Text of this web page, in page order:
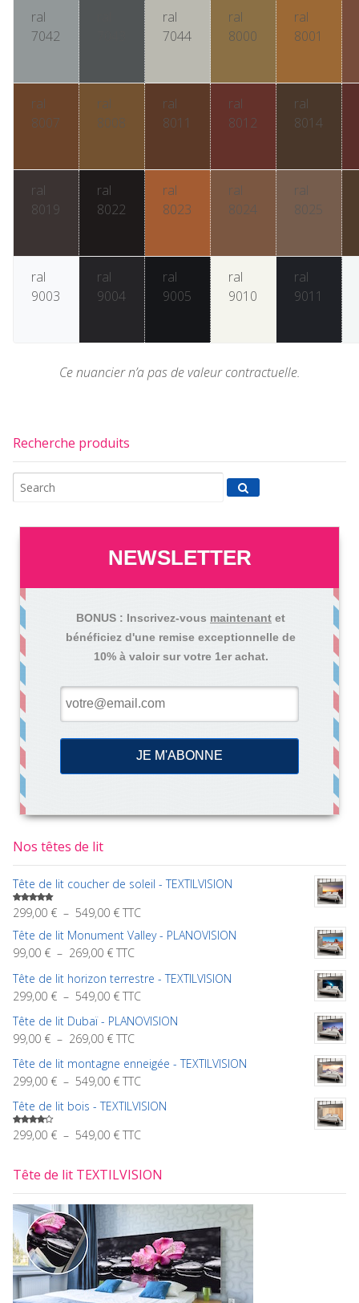
ral
7042
ral
7044
ral
8000
ral
8001
ral
8007
ral
8008
ral
8011
ral
8012
ral
8014
ral
8019
ral
8022
ral
8023
ral
8024
ral
8025
ral
9003
ral
9004
ral
9005
ral
9010
ral
9011
Ce nuancier n’a pas de valeur contractuelle.
Recherche produits
NEWSLETTER
BONUS : Inscrivez-vous maintenant et
bénéficiez d'une remise exceptionnelle de
10% à valoir sur votre 1er achat.
Nos têtes de lit
Tête de lit coucher de soleil - TEXTILVISION
Note 5.00
sur 5
299,00 € – 549,00 €Plage
de
prix :
à
549,00 €
TTC
Tête de lit Monument Valley - PLANOVISION
99,00 € – 269,00 €Plage
prix :
99,00 €
à
269,00 €
TTC
Tête de lit horizon terrestre - TEXTILVISION
299,00 € – 549,00 €Plage
prix :
299,00 €
à
549,00 €
TTC
Tête de lit Dubaï - PLANOVISION
99,00 € – 269,00 €Plage
prix :
99,00 €
à
TTC
Tête de lit montagne enneigée - TEXTILVISION
299,00 € – 549,00 €Plage
prix :
299,00 €
TTC
Tête de lit bois - TEXTILVISION
Note
4.00sur
299,00 € – 549,00 €Plage
prix :
à
TTC
Tête de lit TEXTILVISION